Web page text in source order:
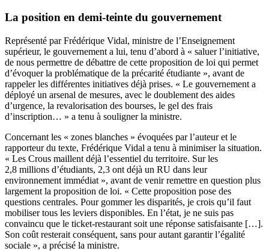
La position en demi-teinte du gouvernement
Représenté par Frédérique Vidal, ministre de l’Enseignement
supérieur, le gouvernement a lui, tenu d’abord à « saluer l’initiative,
de nous permettre de débattre de cette proposition de loi qui permet
d’évoquer la problématique de la précarité étudiante », avant de
rappeler les différentes initiatives déjà prises. « Le gouvernement a
déployé un arsenal de mesures, avec le doublement des aides
d’urgence, la revalorisation des bourses, le gel des frais
d’inscription… » a tenu à souligner la ministre.
Concernant les « zones blanches » évoquées par l’auteur et le
rapporteur du texte, Frédérique Vidal a tenu à minimiser la situation.
« Les Crous maillent déjà l’essentiel du territoire. Sur les
2,8 millions d’étudiants, 2,3 ont déjà un RU dans leur
environnement immédiat », avant de venir remettre en question plus
largement la proposition de loi. « Cette proposition pose des
questions centrales. Pour gommer les disparités, je crois qu’il faut
mobiliser tous les leviers disponibles. En l’état, je ne suis pas
convaincu que le ticket-restaurant soit une réponse satisfaisante […].
Son coût resterait conséquent, sans pour autant garantir l’égalité
sociale », a précisé la ministre.